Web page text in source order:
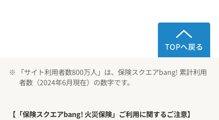
※ 「サイト利用者数800万人」は、保険スクエアbang! 累計利用
者数（2024年6月現在）の数字です。
【「保険スクエアbang! 火災保険」ご利用に関するご注意】